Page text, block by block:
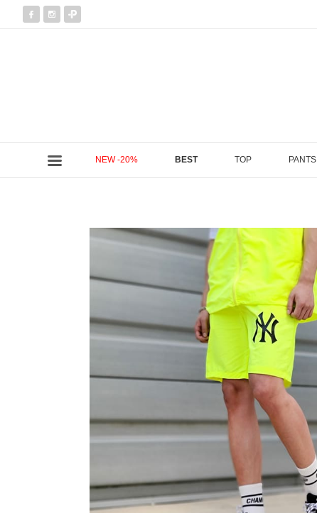
NEW -20% BEST TOP PANTS